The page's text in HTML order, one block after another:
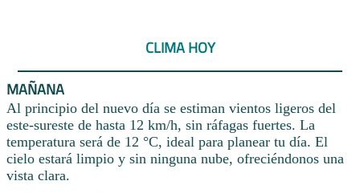
CLIMA HOY
MAÑANA
Al principio del nuevo día se estiman vientos ligeros del
este-sureste de hasta 12 km/h, sin ráfagas fuertes. La
temperatura será de 12 °C, ideal para planear tu día. El
cielo estará limpio y sin ninguna nube, ofreciéndonos una
vista clara.